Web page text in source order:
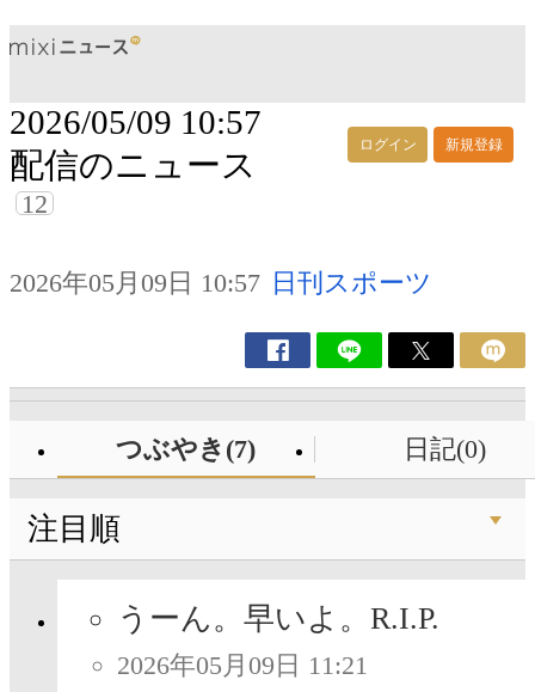
ログイン 新規登録
2026/05/09 10:57
配信のニュース
12
2026年05月09日 10:57 日刊スポーツ
つぶやき(7) 日記(0)
注目順
うーん。早いよ。R.I.P.
2026年05月09日 11:21